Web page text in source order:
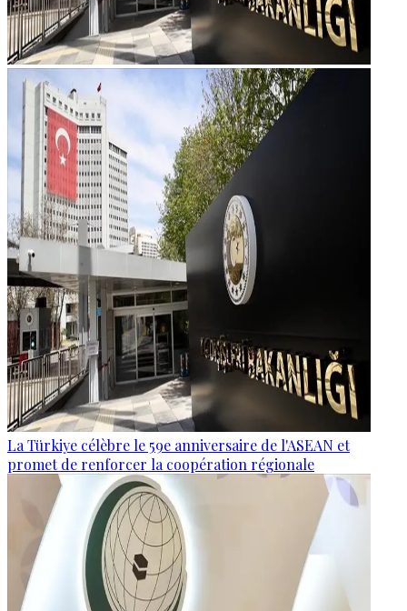
La Türkiye célèbre le 59e anniversaire de l'ASEAN et
promet de renforcer la coopération régionale